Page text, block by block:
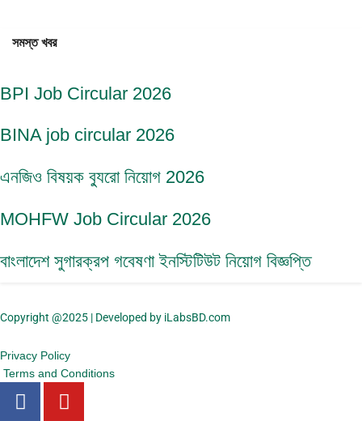
সমস্ত খবর
BPI Job Circular 2026
BINA job circular 2026
এনজিও বিষয়ক ব্যুরো নিয়োগ 2026
MOHFW Job Circular 2026
বাংলাদেশ সুগারক্রপ গবেষণা ইনস্টিটিউট নিয়োগ বিজ্ঞপ্তি
Copyright @2025 | Developed by iLabsBD.com
Privacy Policy
Terms and Conditions